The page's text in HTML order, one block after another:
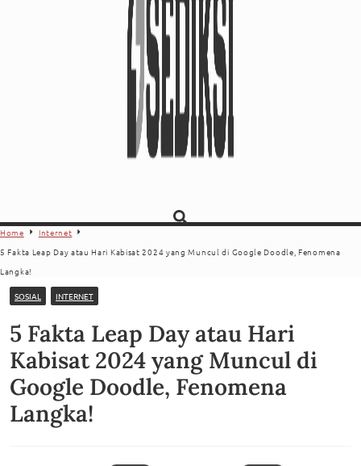
Home
Internet
5 Fakta Leap Day atau Hari Kabisat 2024 yang Muncul di Google Doodle, Fenomena
Langka!
SOSIAL INTERNET
5 Fakta Leap Day atau Hari
Kabisat 2024 yang Muncul di
Google Doodle, Fenomena
Langka!